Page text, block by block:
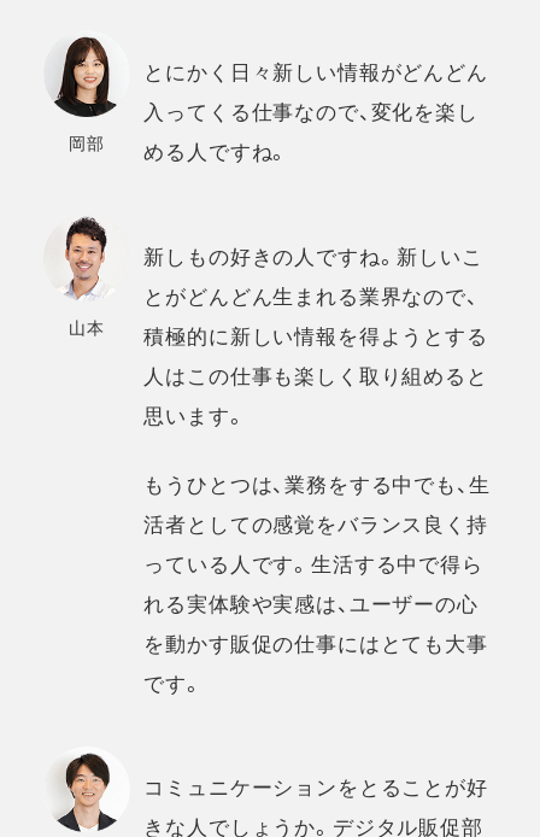
岡部
とにかく日々新しい情報がどんどん
入ってくる仕事なので、変化を楽し
める人ですね。
山本
新しもの好きの人ですね。新しいこ
とがどんどん生まれる業界なので、
積極的に新しい情報を得ようとする
人はこの仕事も楽しく取り組めると
思います。
もうひとつは、業務をする中でも、生
活者としての感覚をバランス良く持
っている人です。生活する中で得ら
れる実体験や実感は、ユーザーの心
を動かす販促の仕事にはとても大事
です。
コミュニケーションをとることが好
きな人でしょうか。デジタル販促部